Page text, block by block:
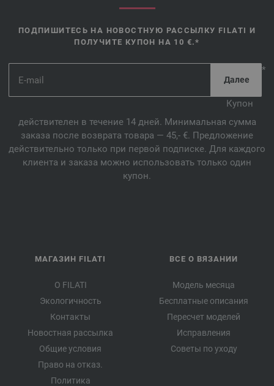
ПОДПИШИТЕСЬ НА НОВОСТНУЮ РАССЫЛКУ FILATI И
ПОЛУЧИТЕ КУПОН НА 10 €.*
*
Купон
действителен в течение 14 дней. Минимальная сумма
заказа после возврата товара — 45,- €. Предложение
действительно только при первой подписке. Для каждого
клиента и заказа можно использовать только один
купон.
МАГАЗИН FILATI
О FILATI
Экологичность
Контакты
Новостная рассылка
Общие условия
Право на отказ.
Политика
ВСЕ О ВЯЗАНИИ
Модель месяца
Бесплатные описания
Пересчет моделей
Исправления
Советы по уходу